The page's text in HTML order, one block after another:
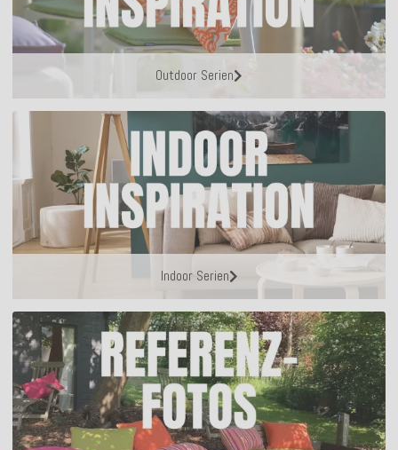
Outdoor Serien
Indoor Serien